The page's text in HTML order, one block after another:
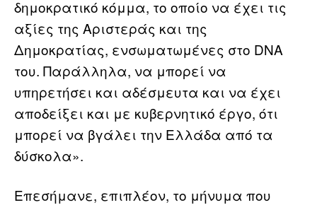
δημοκρατικό κόμμα, το οποίο να έχει τις
αξίες της Αριστεράς και της
Δημοκρατίας, ενσωματωμένες στο DNA
του. Παράλληλα, να μπορεί να
υπηρετήσει και αδέσμευτα και να έχει
αποδείξει και με κυβερνητικό έργο, ότι
μπορεί να βγάλει την Ελλάδα από τα
δύσκολα».
Επεσήμανε, επιπλέον, το μήνυμα που